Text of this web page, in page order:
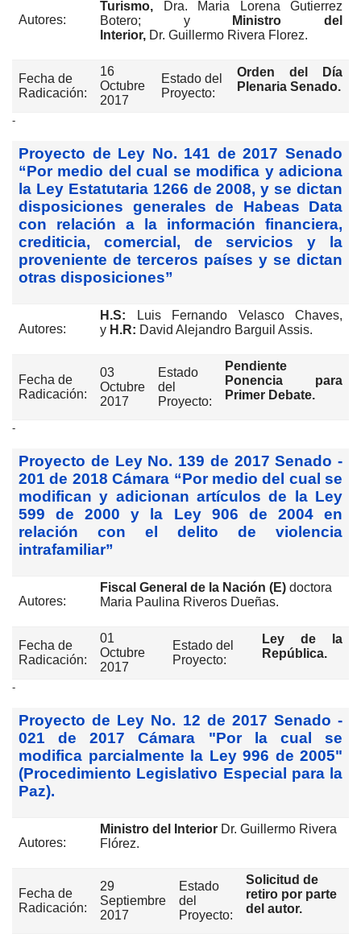
Autores:
Turismo,
Dra. Maria Lorena Gutierrez
Botero; y
Ministro del
Interior, Dr. Guillermo Rivera Florez.
Fecha de
Radicación:
16
Octubre
2017
Estado del
Proyecto:
Orden del Día
Plenaria Senado.
-
Proyecto de Ley No. 141 de 2017 Senado
“Por medio del cual se modifica y adiciona
la Ley Estatutaria 1266 de 2008, y se dictan
disposiciones generales de Habeas Data
con relación a la información financiera,
crediticia, comercial, de servicios y la
proveniente de terceros países y se dictan
otras disposiciones”
Autores:
H.S: Luis Fernando Velasco Chaves,
y H.R: David Alejandro Barguil Assis.
Fecha de
Radicación:
03
Octubre
2017
Estado
del
Proyecto:
Pendiente
Ponencia para
Primer Debate.
-
Proyecto de Ley No. 139 de 2017 Senado -
201 de 2018 Cámara “Por medio del cual se
modifican y adicionan artículos de la Ley
599 de 2000 y la Ley 906 de 2004 en
relación con el delito de violencia
intrafamiliar”
Autores:
Fiscal General de la Nación (E) doctora
Maria Paulina Riveros Dueñas.
Fecha de
Radicación:
01
Octubre
2017
Estado del
Proyecto:
Ley de la
República.
-
Proyecto de Ley No. 12 de 2017 Senado -
021 de 2017 Cámara "Por la cual se
modifica parcialmente la Ley 996 de 2005"
(Procedimiento Legislativo Especial para la
Paz).
Autores:
Ministro del Interior Dr. Guillermo Rivera
Flórez.
Fecha de
Radicación:
29
Septiembre
2017
Estado
del
Proyecto:
Solicitud de
retiro por parte
del autor.